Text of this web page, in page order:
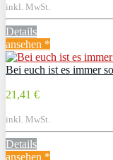
inkl. MwSt.
Details
ansehen *
Bei euch ist es immer
21,41 €
inkl. MwSt.
Details
ansehen *